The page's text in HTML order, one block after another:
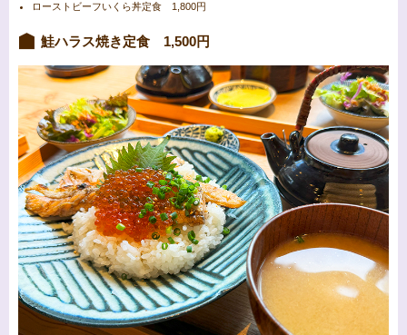
ローストビーフいくら丼定食 1,800円
鮭ハラス焼き定食 1,500円